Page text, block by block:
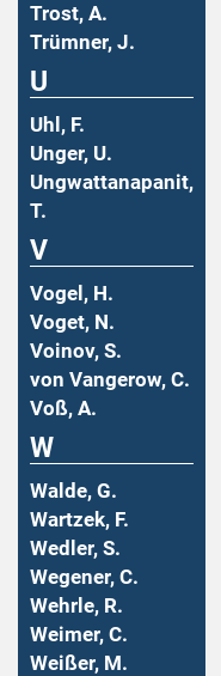
Trost, A.
Trümner, J.
U
Uhl, F.
Unger, U.
Ungwattanapanit,
T.
V
Vogel, H.
Voget, N.
Voinov, S.
von Vangerow, C.
Voß, A.
W
Walde, G.
Wartzek, F.
Wedler, S.
Wegener, C.
Wehrle, R.
Weimer, C.
Weißer, M.